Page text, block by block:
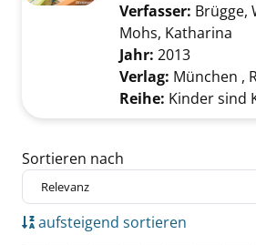
Verfasser: Brügge,
Mohs, Katharina
Jahr: 2013
Verlag: München ,
Reihe: Kinder sind
Zu den Suchfiltern springen
Sortieren nach
aufsteigend sortieren